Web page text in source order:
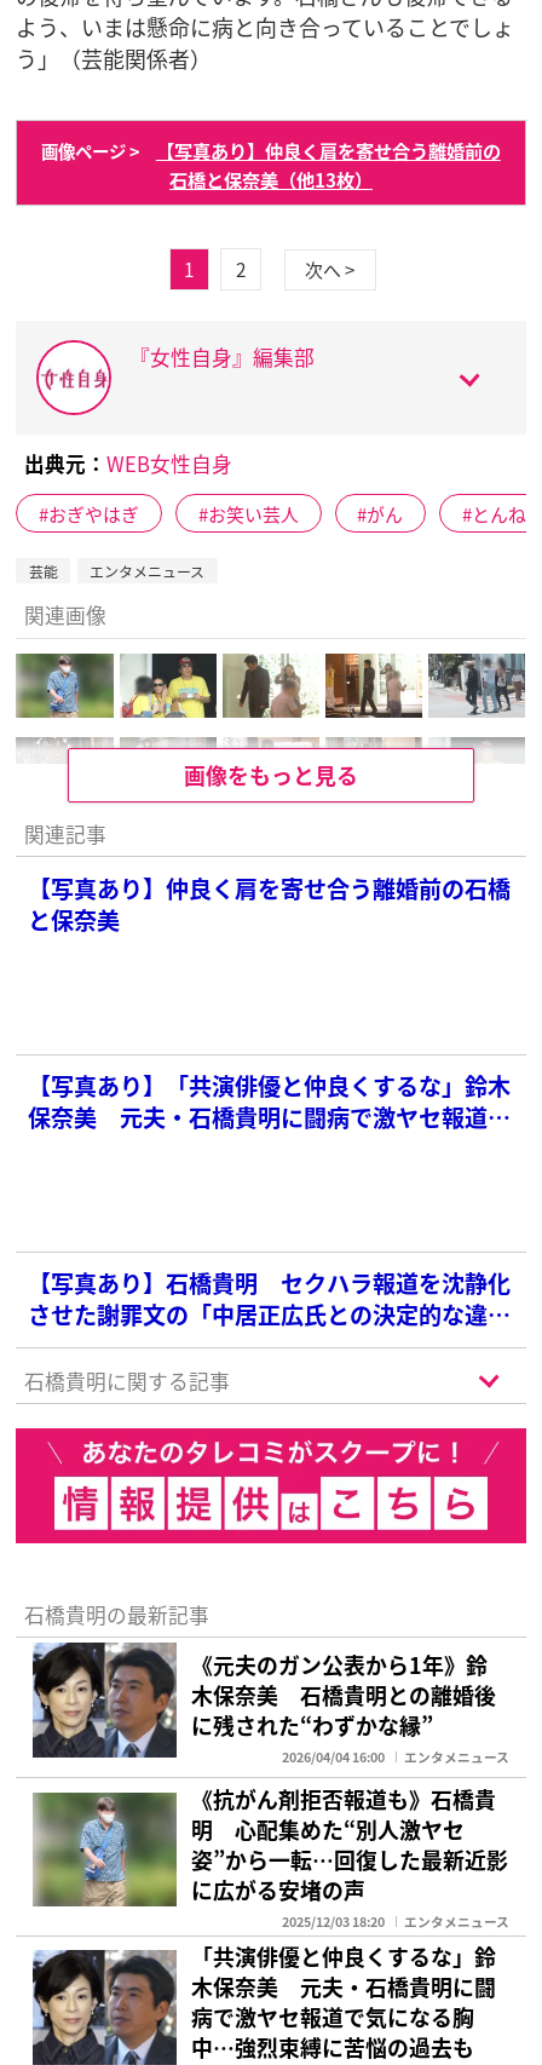
よう、いまは懸命に病と向き合っていることでしょ
う」（芸能関係者）
画像ページ >
【写真あり】仲良く肩を寄せ合う離婚前の
石橋と保奈美（他13枚）
1 2 次へ >
『女性自身』編集部
出典元： WEB女性自身
おぎやはぎ お笑い芸人 がん とんね
芸能 エンタメニュース
関連画像
画像をもっと見る
関連記事
【写真あり】仲良く肩を寄せ合う離婚前の石橋
と保奈美
【写真あり】「共演俳優と仲良くするな」鈴木
保奈美 元夫・石橋貴明に闘病で激ヤセ報道で
【写真あり】石橋貴明 セクハラ報道を沈静化
させた謝罪文の「中居正広氏との決定的な違
い」
石橋貴明に関する記事
石橋貴明の最新記事
《元夫のガン公表から1年》鈴
木保奈美 石橋貴明との離婚後
に残された“わずかな縁”
2026/04/04 16:00 エンタメニュース
《抗がん剤拒否報道も》石橋貴
明 心配集めた“別人激ヤセ
姿”から一転…回復した最新近影
に広がる安堵の声
2025/12/03 18:20 エンタメニュース
「共演俳優と仲良くするな」鈴
木保奈美 元夫・石橋貴明に闘
病で激ヤセ報道で気になる胸
中…強烈束縛に苦悩の過去も